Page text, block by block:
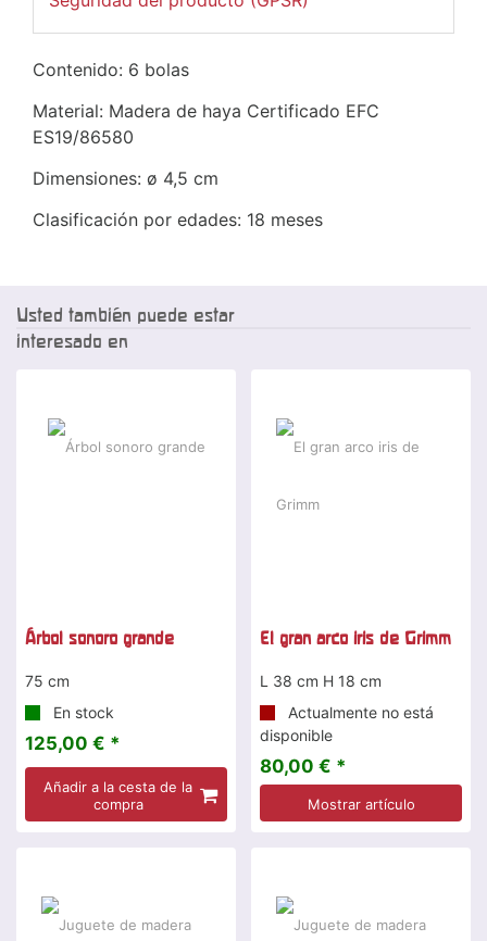
Contenido: 6 bolas
Material: Madera de haya Certificado EFC
ES19/86580
Dimensiones: ø 4,5 cm
Clasificación por edades: 18 meses
Usted también puede estar
interesado en
Árbol sonoro grande
75 cm
En stock
125,00 € *
Añadir a la cesta de la
compra
El gran arco iris de Grimm
L 38 cm H 18 cm
Actualmente no está
disponible
80,00 € *
Mostrar artículo